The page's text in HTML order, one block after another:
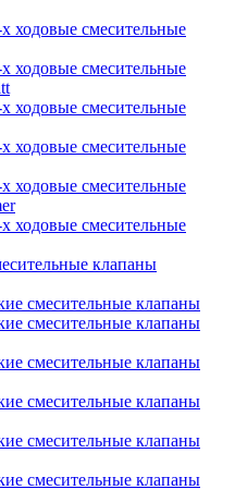
ходовые смесительные
ходовые смесительные
ходовые смесительные
ходовые смесительные
ходовые смесительные
ходовые смесительные
клапаны
смесительные клапаны
смесительные клапаны
смесительные клапаны
смесительные клапаны
смесительные клапаны
смесительные клапаны